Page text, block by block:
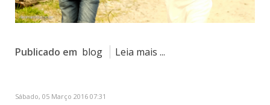
Publicado em blog Leia mais ...
Sábado, 05 Março 2016 07:31